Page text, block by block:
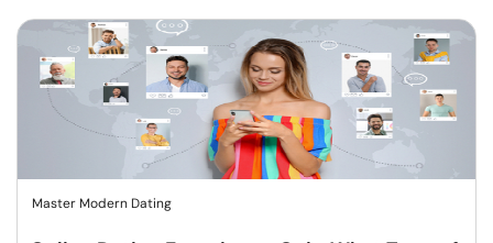
Master Modern Dating